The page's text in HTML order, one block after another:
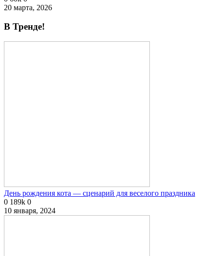
20 марта, 2026
В Тренде!
День рождения кота — сценарий для веселого праздника
0 189k 0
10 января, 2024